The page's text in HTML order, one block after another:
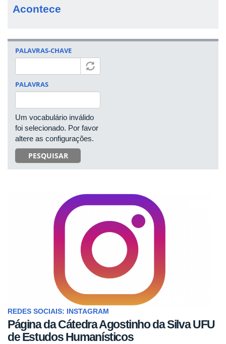
Acontece
PALAVRAS-CHAVE
PALAVRAS
Um vocabulário inválido
foi selecionado. Por favor
altere as configurações.
PESQUISAR
REDES SOCIAIS: INSTAGRAM
Página da Cátedra Agostinho da Silva UFU
de Estudos Humanísticos